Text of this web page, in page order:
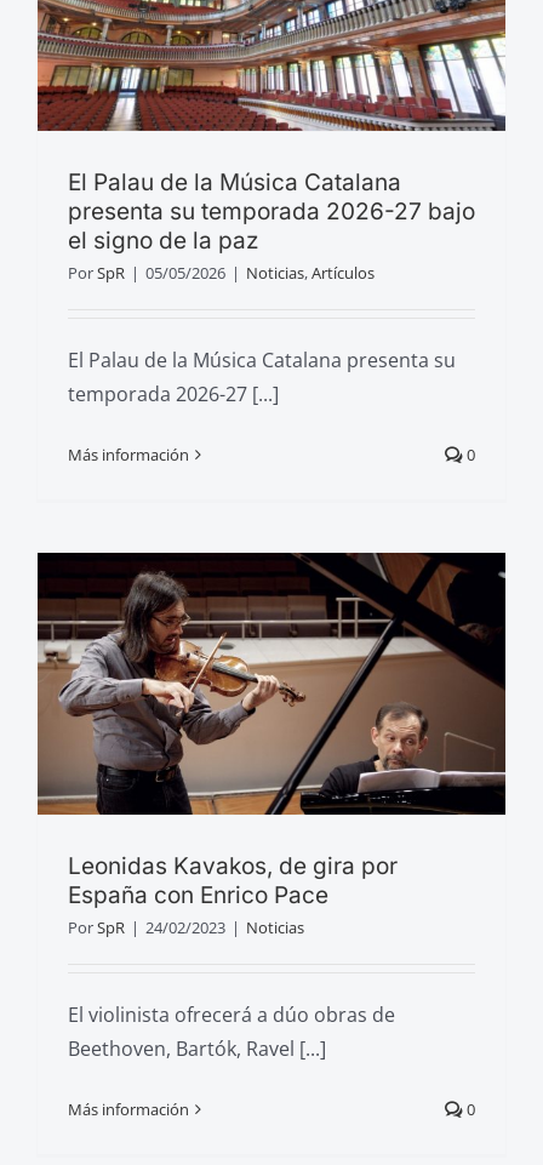
El Palau de la Música Catalana
presenta su temporada 2026-27 bajo
el signo de la paz
PorSpR | 05/05/2026 | Noticias,Artículos
El Palau de la Música Catalana presenta su
temporada 2026-27 [...]
Más información 0
Leonidas Kavakos, de gira por
España con Enrico Pace
PorSpR | 24/02/2023 | Noticias
El violinista ofrecerá a dúo obras de
Beethoven, Bartók, Ravel [...]
Más información 0